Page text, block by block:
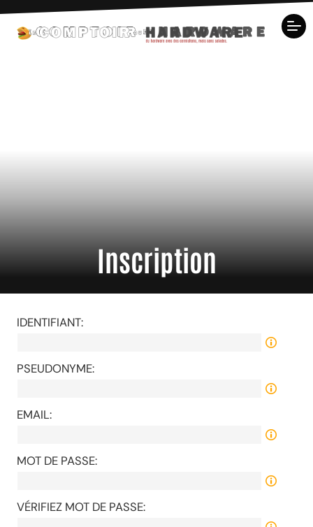
Inscription
IDENTIFIANT:
PSEUDONYME:
EMAIL:
MOT DE PASSE:
VÉRIFIEZ MOT DE PASSE: